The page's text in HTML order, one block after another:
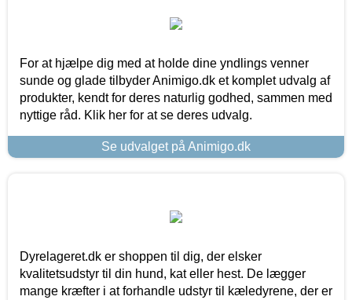
For at hjælpe dig med at holde dine yndlings venner
sunde og glade tilbyder Animigo.dk et komplet udvalg af
produkter, kendt for deres naturlig godhed, sammen med
nyttige råd. Klik her for at se deres udvalg.
Se udvalget på Animigo.dk
Dyrelageret.dk er shoppen til dig, der elsker
kvalitetsudstyr til din hund, kat eller hest. De lægger
mange kræfter i at forhandle udstyr til kæledyrene, der er